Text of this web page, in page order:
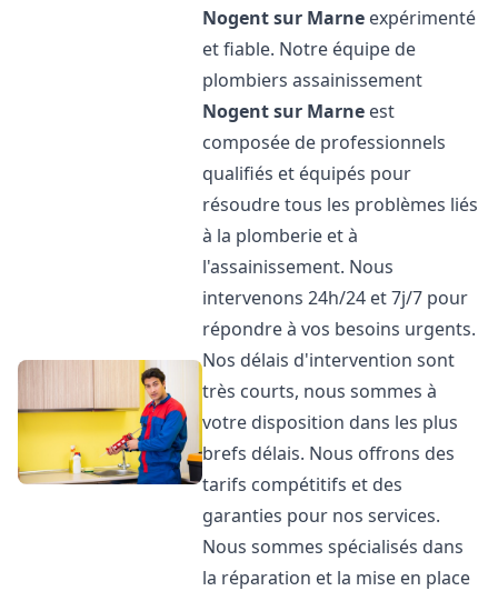
Nogent sur Marne expérimenté
et fiable. Notre équipe de
plombiers assainissement
Nogent sur Marne est
composée de professionnels
qualifiés et équipés pour
résoudre tous les problèmes liés
à la plomberie et à
l'assainissement. Nous
intervenons 24h/24 et 7j/7 pour
répondre à vos besoins urgents.
Nos délais d'intervention sont
très courts, nous sommes à
votre disposition dans les plus
brefs délais. Nous offrons des
tarifs compétitifs et des
garanties pour nos services.
Nous sommes spécialisés dans
la réparation et la mise en place